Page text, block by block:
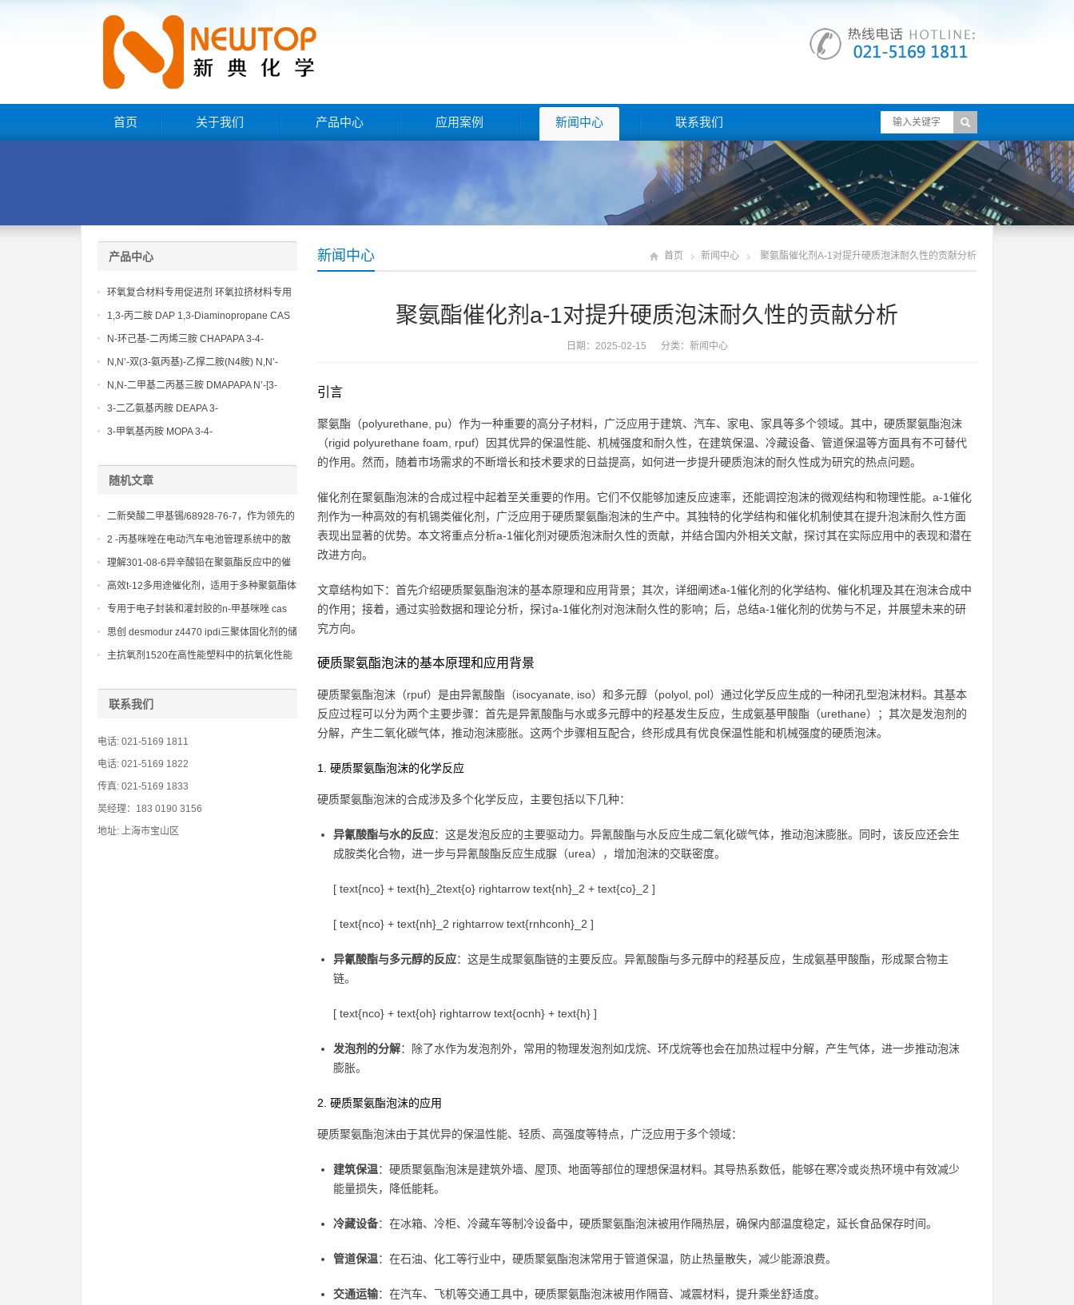
首页 关于我们 产品中心 应用案例 新闻中心 联系我们
新闻中心 首页 新闻中心 聚氨酯催化剂a-1对提升硬质泡沫耐久性的贡献分析
聚氨酯催化剂a-1对提升硬质泡沫耐久性的贡献分析
日期：2025-02-15 分类： 新闻中心
引言
聚氨酯（polyurethane, pu）作为一种重要的高分子材料，广泛应用于建筑、汽车、家电、家具等多个领域。其中，硬质聚氨酯泡沫
（rigid polyurethane foam, rpuf）因其优异的保温性能、机械强度和耐久性，在建筑保温、冷藏设备、管道保温等方面具有不可替代
的作用。然而，随着市场需求的不断增长和技术要求的日益提高，如何进一步提升硬质泡沫的耐久性成为研究的热点问题。
催化剂在聚氨酯泡沫的合成过程中起着至关重要的作用。它们不仅能够加速反应速率，还能调控泡沫的微观结构和物理性能。a-1催化
剂作为一种高效的有机锡类催化剂，广泛应用于硬质聚氨酯泡沫的生产中。其独特的化学结构和催化机制使其在提升泡沫耐久性方面
表现出显著的优势。本文将重点分析a-1催化剂对硬质泡沫耐久性的贡献，并结合国内外相关文献，探讨其在实际应用中的表现和潜在
改进方向。
文章结构如下：首先介绍硬质聚氨酯泡沫的基本原理和应用背景；其次，详细阐述a-1催化剂的化学结构、催化机理及其在泡沫合成中
的作用；接着，通过实验数据和理论分析，探讨a-1催化剂对泡沫耐久性的影响；后，总结a-1催化剂的优势与不足，并展望未来的研
究方向。
硬质聚氨酯泡沫的基本原理和应用背景
硬质聚氨酯泡沫（rpuf）是由异氰酸酯（isocyanate, iso）和多元醇（polyol, pol）通过化学反应生成的一种闭孔型泡沫材料。其基本
反应过程可以分为两个主要步骤：首先是异氰酸酯与水或多元醇中的羟基发生反应，生成氨基甲酸酯（urethane）；其次是发泡剂的
分解，产生二氧化碳气体，推动泡沫膨胀。这两个步骤相互配合，终形成具有优良保温性能和机械强度的硬质泡沫。
1. 硬质聚氨酯泡沫的化学反应
硬质聚氨酯泡沫的合成涉及多个化学反应，主要包括以下几种：
异氰酸酯与水的反应：这是发泡反应的主要驱动力。异氰酸酯与水反应生成二氧化碳气体，推动泡沫膨胀。同时，该反应还会生
成胺类化合物，进一步与异氰酸酯反应生成脲（urea），增加泡沫的交联密度。
[ text{nco} + text{h}_2text{o} rightarrow text{nh}_2 + text{co}_2 ]
[ text{nco} + text{nh}_2 rightarrow text{rnhconh}_2 ]
异氰酸酯与多元醇的反应：这是生成聚氨酯链的主要反应。异氰酸酯与多元醇中的羟基反应，生成氨基甲酸酯，形成聚合物主
链。
[ text{nco} + text{oh} rightarrow text{ocnh} + text{h} ]
发泡剂的分解：除了水作为发泡剂外，常用的物理发泡剂如戊烷、环戊烷等也会在加热过程中分解，产生气体，进一步推动泡沫
膨胀。
2. 硬质聚氨酯泡沫的应用
硬质聚氨酯泡沫由于其优异的保温性能、轻质、高强度等特点，广泛应用于多个领域：
建筑保温：硬质聚氨酯泡沫是建筑外墙、屋顶、地面等部位的理想保温材料。其导热系数低，能够在寒冷或炎热环境中有效减少
能量损失，降低能耗。
冷藏设备：在冰箱、冷柜、冷藏车等制冷设备中，硬质聚氨酯泡沫被用作隔热层，确保内部温度稳定，延长食品保存时间。
管道保温：在石油、化工等行业中，硬质聚氨酯泡沫常用于管道保温，防止热量散失，减少能源浪费。
交通运输：在汽车、飞机等交通工具中，硬质聚氨酯泡沫被用作隔音、减震材料，提升乘坐舒适度。
产品中心
环氧复合材料专用促进剂 环氧拉挤材料专用
促进剂 NT EP 120
1,3-丙二胺 DAP 1,3-Diaminopropane CAS
No 109-76-2
N-环己基-二丙烯三胺 CHAPAPA 3-4-
Methoxypropylamine CAS No:5332-73-0
N,N’-双(3-氨丙基)-乙撑二胺(N4胺) N,N’-
Bis(3-aminopropyl)-ethylenediamine CAS
No10563-26-5
N,N-二甲基二丙基三胺 DMAPAPA N’-[3-
(dimethylamino)propyllpropane-1,3-
diamine CAS No10563-29-8
3-二乙氨基丙胺 DEAPA 3-
(Diethylamino)propylamine CAS No 104-
3-甲氧基丙胺 MOPA 3-4-
随机文章
二新癸酸二甲基锡/68928-76-7，作为领先的
聚氨酯催化剂，助力新材料研发
2 -丙基咪唑在电动汽车电池管理系统中的散
热解决方案
理解301-08-6异辛酸铅在聚氨酯反应中的催
化机制
高效t-12多用途催化剂，适用于多种聚氨酯体
系，提供卓越的固化性能
专用于电子封装和灌封胶的n-甲基咪唑 cas
616-47-7，提供优异的绝缘性
思创 desmodur z4470 ipdi三聚体固化剂的储
存稳定性与安全操作规范
主抗氧剂1520在高性能塑料中的抗氧化性能
联系我们
电话: 021-5169 1811
电话: 021-5169 1822
传真: 021-5169 1833
吴经理：183 0190 3156
地址: 上海市宝山区